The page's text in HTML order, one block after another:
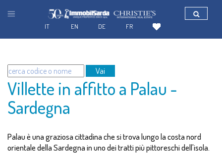
Vai
Villette in affitto a Palau -
Sardegna
Palau è una graziosa cittadina che si trova lungo la costa nord
orientale della Sardegna in uno dei tratti più pittoreschi dell'isola.
FR
DE
EN
IT